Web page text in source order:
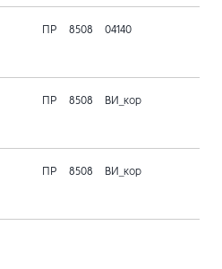
ПР 8508 04140
ПР 8508 ВИ_кор
ПР 8508 ВИ_кор